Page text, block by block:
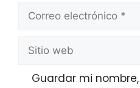
Correo
electrónico
Sitio
web
Guardar mi